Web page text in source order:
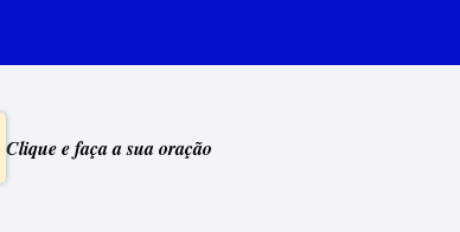
Clique e faça a sua oração